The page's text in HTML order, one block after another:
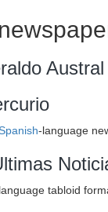
Austral
-language
tabloid